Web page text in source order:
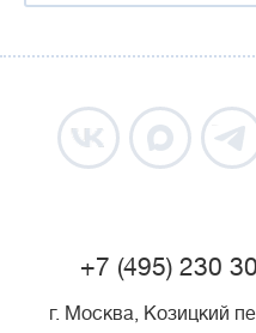
+7 (495) 230
г. Москва, Козицкий